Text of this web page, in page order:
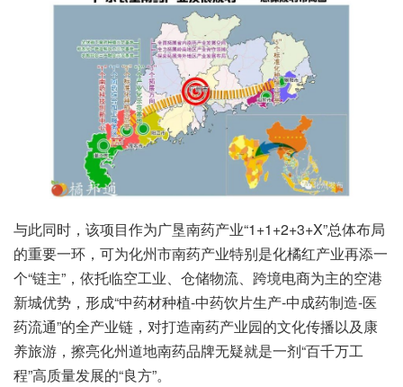
与此同时，该项目作为广垦南药产业“1+1+2+3+X”总体布局
的重要一环，可为化州市南药产业特别是化橘红产业再添一
个“链主”，依托临空工业、仓储物流、跨境电商为主的空港
新城优势，形成“中药材种植-中药饮片生产-中成药制造-医
药流通”的全产业链，对打造南药产业园的文化传播以及康
养旅游，擦亮化州道地南药品牌无疑就是一剂“百千万工
程”高质量发展的“良方”。